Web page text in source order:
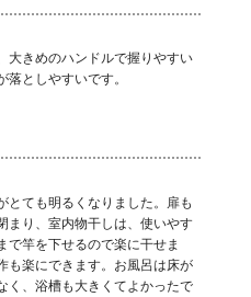
大きめのハンドルで握りやすい
としやすいです。
とても明るくなりました。扉も
まり、室内物干しは、使いやす
で竿を下せるので楽に干せま
も楽にできます。お風呂は床が
く、浴槽も大きくてよかったで